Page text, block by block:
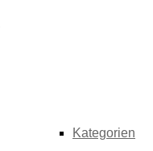
Kategorien